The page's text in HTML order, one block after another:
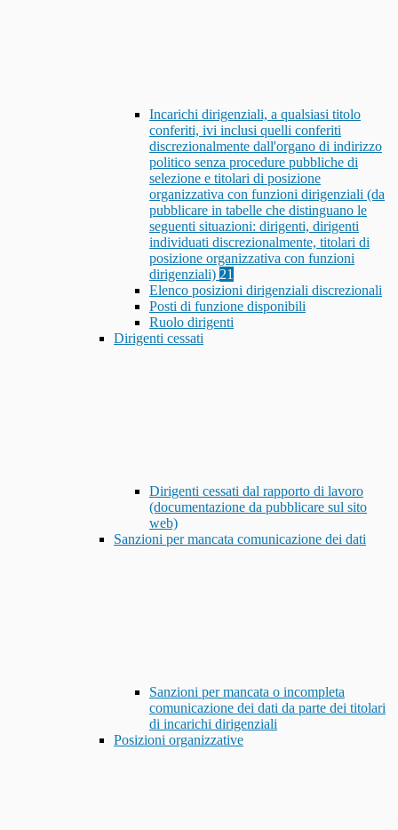
Incarichi dirigenziali, a qualsiasi titolo
conferiti, ivi inclusi quelli conferiti
discrezionalmente dall'organo di indirizzo
politico senza procedure pubbliche di
selezione e titolari di posizione
organizzativa con funzioni dirigenziali (da
pubblicare in tabelle che distinguano le
seguenti situazioni: dirigenti, dirigenti
individuati discrezionalmente, titolari di
posizione organizzativa con funzioni
dirigenziali) 21
Elenco posizioni dirigenziali discrezionali
Posti di funzione disponibili
Ruolo dirigenti
Dirigenti cessati
Dirigenti cessati dal rapporto di lavoro
(documentazione da pubblicare sul sito
web)
Sanzioni per mancata comunicazione dei dati
Sanzioni per mancata o incompleta
comunicazione dei dati da parte dei titolari
di incarichi dirigenziali
Posizioni organizzative